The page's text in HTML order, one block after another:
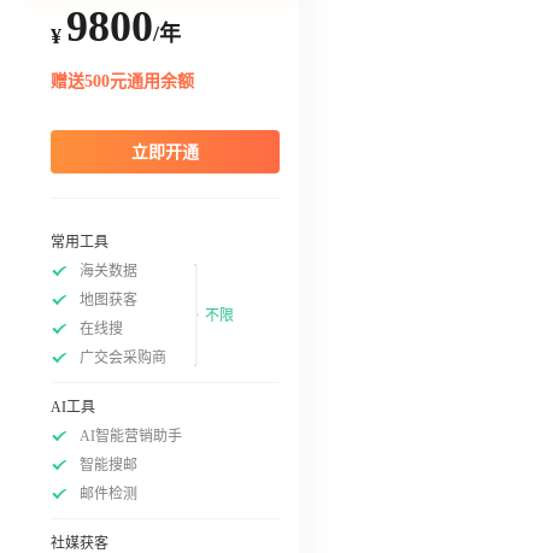
¥ 9800/年
赠送500元通用余额
立即开通
常用工具
海关数据
地图获客
在线搜
广交会采购商
不限
AI工具
AI智能营销助手
智能搜邮
邮件检测
社媒获客